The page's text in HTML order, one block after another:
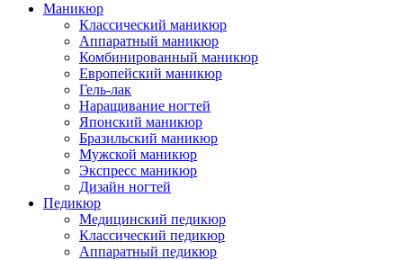
Маникюр
Классический маникюр
Аппаратный маникюр
Комбинированный маникюр
Европейский маникюр
Гель-лак
Наращивание ногтей
Японский маникюр
Бразильский маникюр
Мужской маникюр
Экспресс маникюр
Дизайн ногтей
Педикюр
Медицинский педикюр
Классический педикюр
Аппаратный педикюр